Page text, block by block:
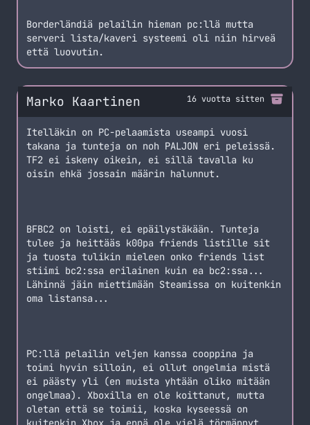
Borderländiä pelailin hieman pc:llä mutta
serveri lista/kaveri systeemi oli niin hirveä
että luovutin.
Marko Kaartinen 16 vuotta sitten
Itelläkin on PC-pelaamista useampi vuosi
takana ja tunteja on noh PALJON eri peleissä.
TF2 ei iskeny oikein, ei sillä tavalla ku
oisin ehkä jossain määrin halunnut.
BFBC2 on loisti, ei epäilystäkään. Tunteja
tulee ja heittääs k00pa friends listille sit
ja tuosta tulikin mieleen onko friends list
stiimi bc2:ssa erilainen kuin ea bc2:ssa...
Lähinnä jäin miettimään Steamissa on kuitenkin
oma listansa...
PC:llä pelailin veljen kanssa cooppina ja
toimi hyvin silloin, ei ollut ongelmia mistä
ei päästy yli (en muista yhtään oliko mitään
ongelmaa). Xboxilla en ole koittanut, mutta
oletan että se toimii, koska kyseessä on